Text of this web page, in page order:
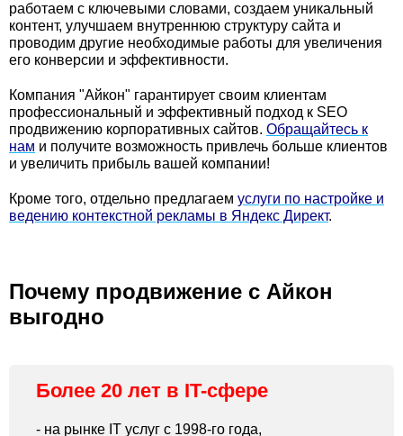
работаем с ключевыми словами, создаем уникальный
контент, улучшаем внутреннюю структуру сайта и
проводим другие необходимые работы для увеличения
его конверсии и эффективности.
Компания "Айкон" гарантирует своим клиентам
профессиональный и эффективный подход к SEO
продвижению корпоративных сайтов. Обращайтесь к
нам и получите возможность привлечь больше клиентов
и увеличить прибыль вашей компании!
Кроме того, отдельно предлагаем услуги по настройке и
ведению контекстной рекламы в Яндекс Директ.
Почему продвижение с Айкон
выгодно
Более 20 лет в IT-сфере
- на рынке IT услуг с 1998-го года,